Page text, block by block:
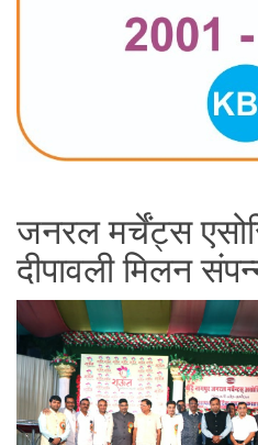
जनरल मर्चेंट्स
दीपावली मिलन